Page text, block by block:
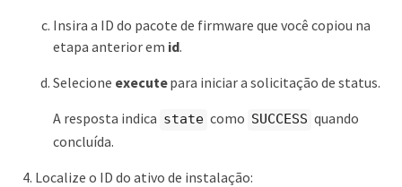
Insira a ID do pacote de firmware que você copiou na
etapa anterior em id.
Selecione executepara iniciar a solicitação de status.
A resposta indica state como SUCCESS quando
concluída.
Localize o ID do ativo de instalação: